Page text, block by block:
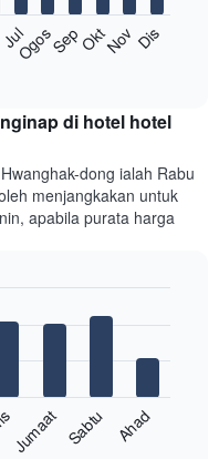
Jul
OgosSepOktNov Dis
di hotel hotel
dong ialah Rabu
menjangkakan untuk
apabila purata harga
Jumaat Sabtu Ahad